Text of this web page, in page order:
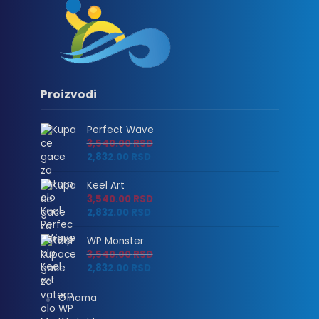
izabrane
stranici
mogu
biti
izabrane
Proizvodi
Perfect Wave
3,540.00RSD
2,832.00 RSD
Keel Art
3,540.00RSD
2,832.00 RSD
WP Monster
3,540.00RSD
2,832.00 RSD
O nama